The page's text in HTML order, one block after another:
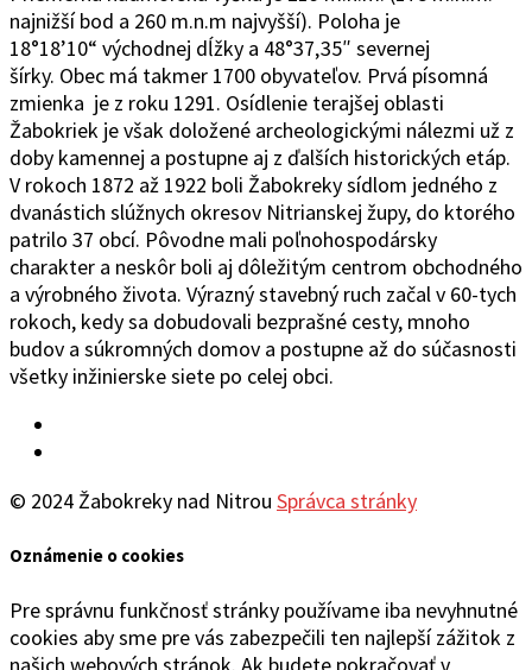
najnižší bod a 260 m.n.m najvyšší). Poloha je
18°18’10“ východnej dĺžky a 48°37‚35″ severnej
šírky. Obec má takmer 1700 obyvateľov. Prvá písomná
zmienka je z roku 1291. Osídlenie terajšej oblasti
Žabokriek je však doložené archeologickými nálezmi už z
doby kamennej a postupne aj z ďalších historických etáp.
V rokoch 1872 až 1922 boli Žabokreky sídlom jedného z
dvanástich slúžnych okresov Nitrianskej župy, do ktorého
patrilo 37 obcí. Pôvodne mali poľnohospodársky
charakter a neskôr boli aj dôležitým centrom obchodného
a výrobného života. Výrazný stavebný ruch začal v 60-tych
rokoch, kedy sa dobudovali bezprašné cesty, mnoho
budov a súkromných domov a postupne až do súčasnosti
všetky inžinierske siete po celej obci.
© 2024 Žabokreky nad Nitrou Správca stránky
Oznámenie o cookies
Pre správnu funkčnosť stránky používame iba nevyhnutné
cookies aby sme pre vás zabezpečili ten najlepší zážitok z